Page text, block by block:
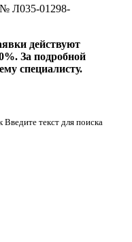
Л035-01298-
действуют
За подробной
специалисту.
Введите текст для поиска